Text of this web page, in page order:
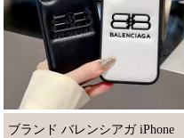
ブランド バレンシアガ iPhone